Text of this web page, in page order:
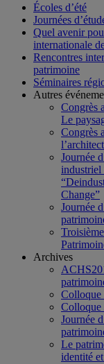
Écoles d’été
Journées
Quel avenir
internationale
Rencontres
patrimoine
Séminaires
Autres
Congrès
Le
Congrès
Journée
industriel
Change”
Journée
Archives
Colloque
Colloque
Journée
Le
identité